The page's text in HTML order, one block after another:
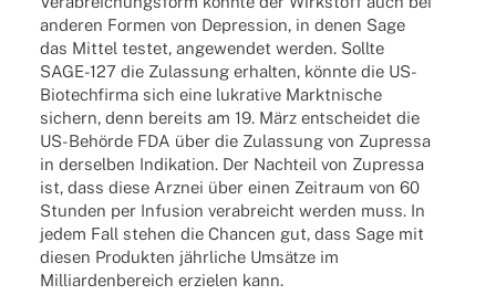
ande­ren Formen von Depres­sion, in denen Sage
das Mittel testet, ange­wen­det werden. Sollte
SAGE-127 die Zulas­sung erhal­ten, könnte die US-
Biotech­­firma sich eine lukra­tive Markt­ni­sche
sichern, denn bereits am 19. März entschei­det die
US-Behörde FDA über die Zulas­sung von Zupressa
in dersel­ben Indi­ka­tion. Der Nach­teil von Zupressa
ist, dass diese Arznei über einen Zeit­raum von 60
Stun­den per Infu­sion verab­reicht werden muss. In
jedem Fall stehen die Chan­cen gut, dass Sage mit
diesen Produk­ten jährliche Umsätze im
Milli­ar­den­be­reich erzie­len kann.